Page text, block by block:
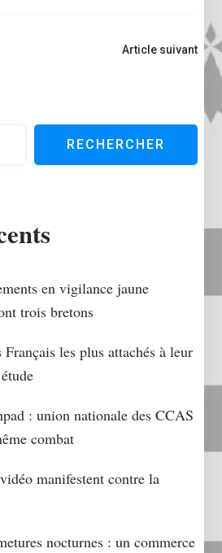
Article suivant
RECHERCHER
en vigilance jaune
trois bretons
les plus attachés à leur
: union nationale des CCAS
combat
manifestent contre la
nocturnes : un commerce